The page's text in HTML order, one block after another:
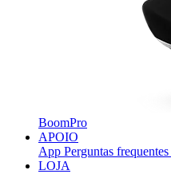
BoomPro
APOIO
App Perguntas frequentes
LOJA